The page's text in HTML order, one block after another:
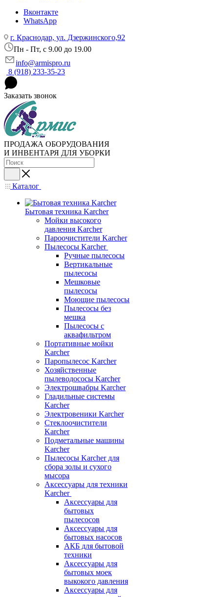
Вконтакте
WhatsApp
г. Краснодар, ул. Дзержинского,92
Пн - Пт, c 9.00 до 19.00
info@armispro.ru
8 (918) 233-35-23
Заказать звонок
ПРОДАЖА ОБОРУДОВАНИЯ
И ИНВЕНТАРЯ ДЛЯ УБОРКИ
Каталог
Бытовая техника Karcher
Мойки высокого
давления Karcher
Пароочистители Karcher
Пылесосы Karcher
Ручные пылесосы
Вертикальные
пылесосы
Мешковые
пылесосы
Моющие пылесосы
Пылесосы без
мешка
Пылесосы с
аквафильтром
Портативные мойки
Karcher
Паропылесос Karcher
Хозяйственные
пылеводососы Karcher
Электрошвабры Karcher
Гладильные системы
Karcher
Электровеники Karcher
Стеклоочистители
Karcher
Подметальные машины
Karcher
Пылесосы Karcher для
сбора золы и сухого
мысора
Аксессуары для техники
Karcher
Аксессуары для
бытовых
пылесосов
Аксессуары для
бытовых насосов
АКБ для бытовой
техники
Аксессуары для
бытовых моек
выкокого давления
Аксессуары для